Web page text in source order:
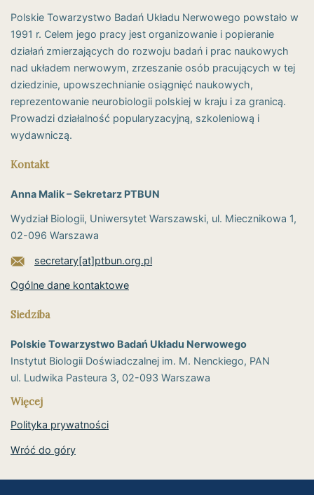
Polskie Towarzystwo Badań Układu Nerwowego powstało w
1991 r. Celem jego pracy jest organizowanie i popieranie
działań zmierzających do rozwoju badań i prac naukowych
nad układem nerwowym, zrzeszanie osób pracujących w tej
dziedzinie, upowszechnianie osiągnięć naukowych,
reprezentowanie neurobiologii polskiej w kraju i za granicą.
Prowadzi działalność popularyzacyjną, szkoleniową i
wydawniczą.
Kontakt
Anna Malik – Sekretarz PTBUN
Wydział Biologii, Uniwersytet Warszawski, ul. Miecznikowa 1,
02-096 Warszawa
secretary[at]ptbun.org.pl
Ogólne dane kontaktowe
Siedziba
Polskie Towarzystwo Badań Układu Nerwowego
Instytut Biologii Doświadczalnej im. M. Nenckiego, PAN
ul. Ludwika Pasteura 3, 02-093 Warszawa
Więcej
Polityka prywatności
Wróć do góry